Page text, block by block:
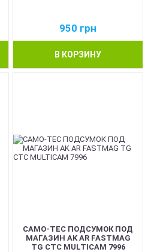
950 грн
В КОРЗИНУ
CAMO-TEC ПОДСУМОК ПОД
МАГАЗИН AK AR FASTMAG
TG CTC MULTICAM 7996